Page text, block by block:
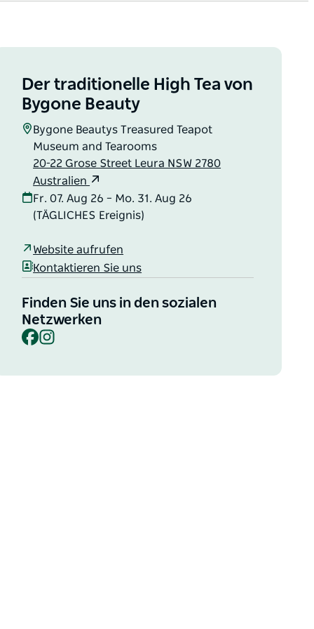
Der traditionelle High Tea von
Bygone Beauty
Bygone Beautys Treasured Teapot
Museum and Tearooms
20-22 Grose Street Leura NSW 2780
Australien
Fr. 07. Aug 26 – Mo. 31. Aug 26
(TÄGLICHES Ereignis)
Website aufrufen
Kontaktieren Sie uns
Finden Sie uns in den sozialen
Netzwerken
Facebook